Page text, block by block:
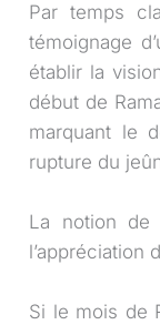
Par temps
témoignage
établir la
début de
marquant le
rupture du
La notion de
l’appréciation
Si le mois de